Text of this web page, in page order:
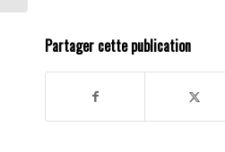
Partager cette publication